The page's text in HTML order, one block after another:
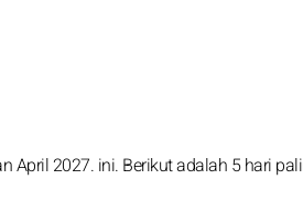
April 2027. ini. Berikut adalah 5 hari